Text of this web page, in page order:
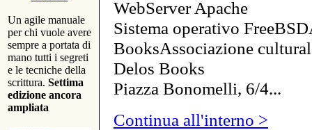
Un agile manuale
per chi vuole avere
sempre a portata di
mano tutti i segreti
e le tecniche della
scrittura. Settima
edizione ancora
ampliata
WebServer Apache
Sistema operativo
BooksAssociazione
Delos Books
Piazza Bonomelli, 6/4...
Continua all'interno >